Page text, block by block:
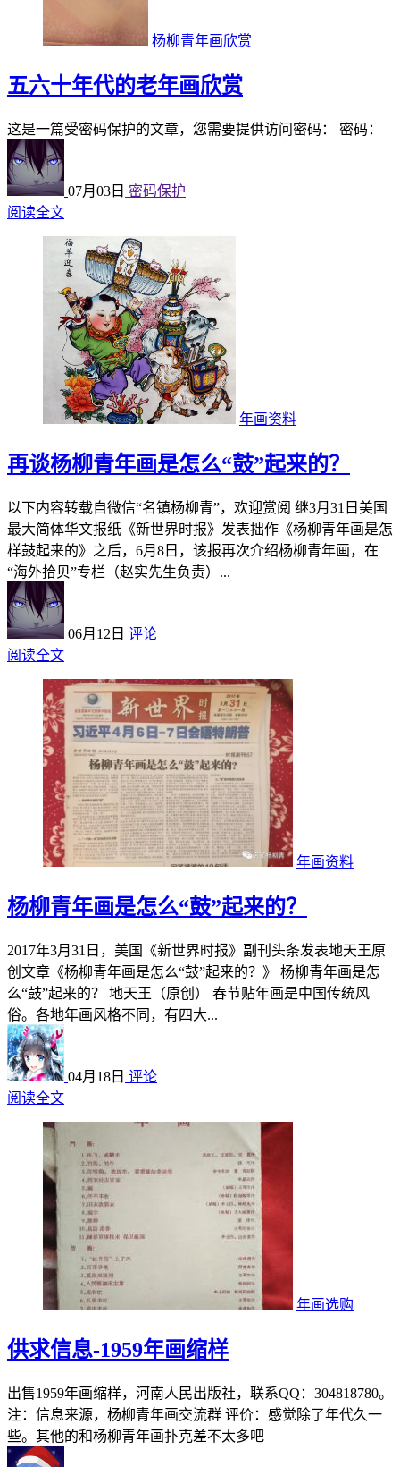
杨柳青年画欣赏
五六十年代的老年画欣赏
这是一篇受密码保护的文章，您需要提供访问密码： 密码：
07月03日 密码保护
阅读全文
年画资料
再谈杨柳青年画是怎么“鼓”起来的？
以下内容转载自微信“名镇杨柳青”，欢迎赏阅 继3月31日美国
最大简体华文报纸《新世界时报》发表拙作《杨柳青年画是怎
样鼓起来的》之后，6月8日，该报再次介绍杨柳青年画，在
“海外拾贝”专栏（赵实先生负责）...
06月12日 评论
阅读全文
年画资料
杨柳青年画是怎么“鼓”起来的？
2017年3月31日，美国《新世界时报》副刊头条发表地天王原
创文章《杨柳青年画是怎么“鼓”起来的？》 杨柳青年画是怎
么“鼓”起来的？ 地天王（原创） 春节贴年画是中国传统风
俗。各地年画风格不同，有四大...
04月18日 评论
阅读全文
年画选购
供求信息-1959年画缩样
出售1959年画缩样，河南人民出版社，联系QQ：304818780。
注：信息来源，杨柳青年画交流群 评价：感觉除了年代久一
些。其他的和杨柳青年画扑克差不太多吧